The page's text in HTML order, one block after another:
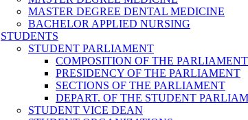
MASTER DEGREE DENTAL MEDICINE
BACHELOR APPLIED NURSING
STUDENTS
STUDENT PARLIAMENT
COMPOSITION OF THE PARLIAMENT
PRESIDENCY OF THE PARLIAMENT
SECTIONS OF THE PARLIAMENT
DEPART. OF THE STUDENT
STUDENT VICE DEAN